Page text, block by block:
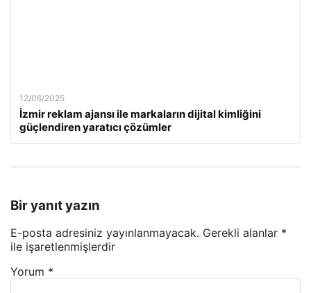
12/06/2025
İzmir reklam ajansı ile markaların dijital kimliğini
güçlendiren yaratıcı çözümler
Bir yanıt yazın
E-posta adresiniz yayınlanmayacak. Gerekli alanlar *
ile işaretlenmişlerdir
Yorum *